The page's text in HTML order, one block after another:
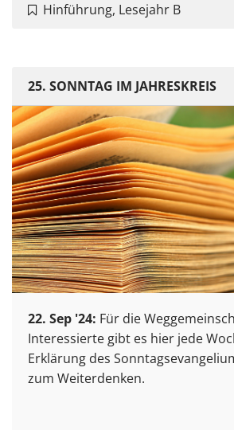
Hinführung, Lesejahr B
25. SONNTAG IM JAHRESKREIS
22. Sep '24: Für die
Interessierte gibt es hier jede
Erklärung des
zum Weiterdenken.